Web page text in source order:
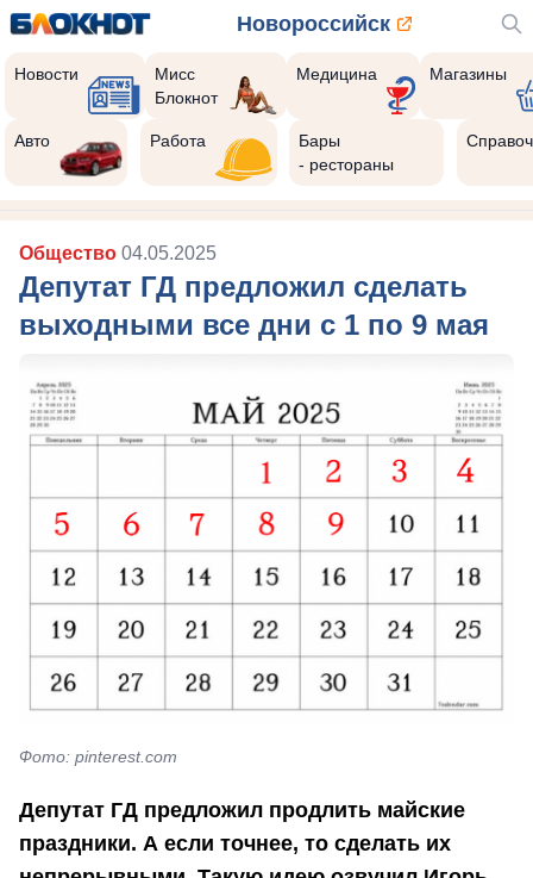
Новороссийск
Новости
Мисс
Блокнот
Медицина Магазины
Авто Работа
Бары
- рестораны
Общество 04.05.2025
Депутат ГД предложил сделать
выходными все дни с 1 по 9 мая
Фото: pinterest.com
Депутат ГД предложил продлить майские
праздники. А если точнее, то сделать их